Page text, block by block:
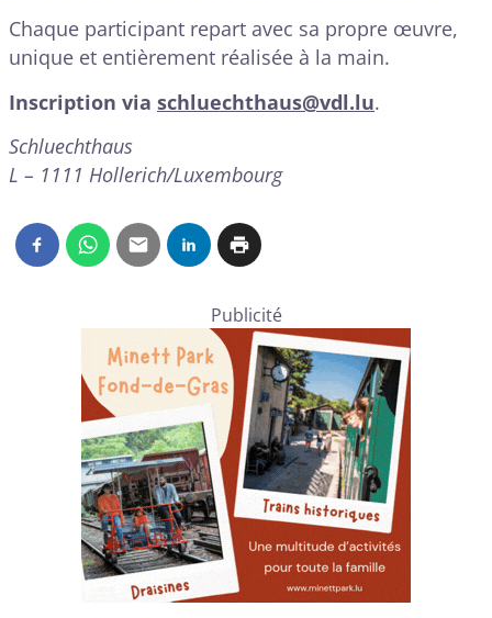
Chaque participant repart avec sa propre œuvre,
unique et entièrement réalisée à la main.
Inscription via schluechthaus@vdl.lu.
Schluechthaus
L – 1111 Hollerich/Luxembourg
Publicité